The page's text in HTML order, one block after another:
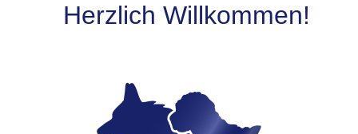
Herzlich Willkommen!